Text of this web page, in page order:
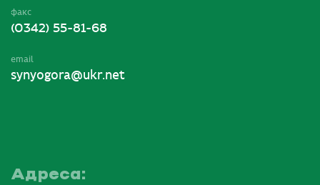
факс
(0342) 55-81-68
email
synyogora@ukr.net
Адреса: